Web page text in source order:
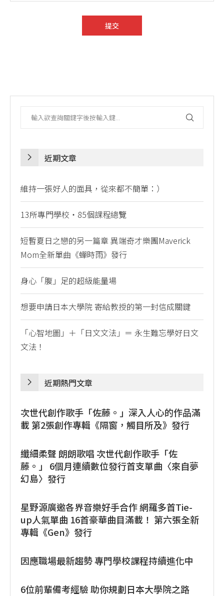
近期文章
維持一張好人的面具，從來都不簡單：）
13所專門學校・85個課程總覽
短暫夏日之戀的另一篇章 異端奇才樂團Maverick
Mom全新單曲《蟬時雨》發行
身心「腹」足的超級能量場
想要申請日本大學院 寄給教授的第一封信成關鍵
「心智地圖」＋「日文文法」＝ 永生難忘學好日文
文法！
近期熱門文章
次世代創作歌手「佐藤。」深入人心的作品滿
載 第2張創作專輯《隔窗，觸目所及》發行
纖細柔聲 朗朗歌唱 次世代創作歌手「佐
藤。」 6個月連續數位發行首支單曲〈來自夢
幻島〉發行
星野源廣邀各界音樂好手合作 網羅多首Tie-
up人氣單曲 16首豪華曲目滿載！ 第六張全新
專輯《Gen》發行
因應職場最新趨勢 專門學校課程持續進化中
6位前輩備考經驗 助你規劃日本大學院之路